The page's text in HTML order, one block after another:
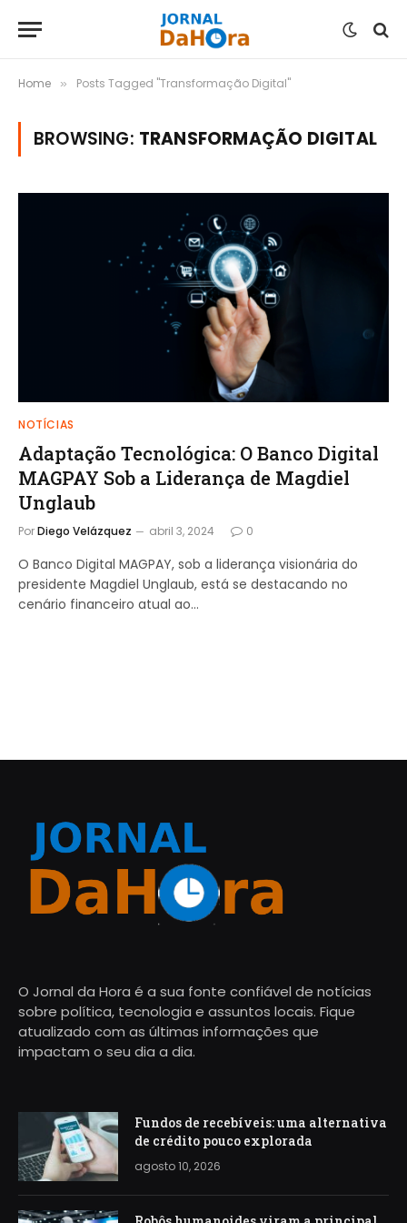
Home » Posts Tagged "Transformação Digital"
BROWSING: TRANSFORMAÇÃO DIGITAL
NOTÍCIAS
Adaptação Tecnológica: O Banco Digital
MAGPAY Sob a Liderança de Magdiel
Unglaub
PorDiego Velázquez abril 3, 2024 0
O Banco Digital MAGPAY, sob a liderança visionária do
presidente Magdiel Unglaub, está se destacando no
cenário financeiro atual ao…
O Jornal da Hora é a sua fonte confiável de notícias
sobre política, tecnologia e assuntos locais. Fique
atualizado com as últimas informações que
impactam o seu dia a dia.
Fundos de recebíveis: uma alternativa
de crédito pouco explorada
agosto 10, 2026